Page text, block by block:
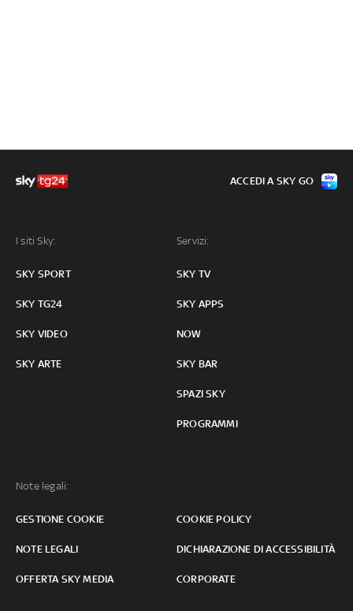
I siti Sky:
SKY SPORT
SKY TG24
SKY VIDEO
SKY ARTE
Servizi:
SKY TV
SKY APPS
NOW
SKY BAR
SPAZI SKY
PROGRAMMI
Note legali:
GESTIONE COOKIE COOKIE POLICY
NOTE LEGALI DICHIARAZIONE DI ACCESSIBILITÀ
OFFERTA SKY MEDIA CORPORATE
ACCEDI A SKY GO